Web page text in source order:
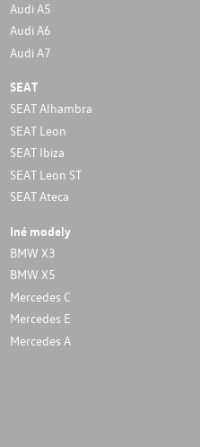
Audi A5
Audi A6
Audi A7
SEAT
SEAT Alhambra
SEAT Leon
SEAT Ibiza
SEAT Leon ST
SEAT Ateca
Iné modely
BMW X3
BMW X5
Mercedes C
Mercedes E
Mercedes A